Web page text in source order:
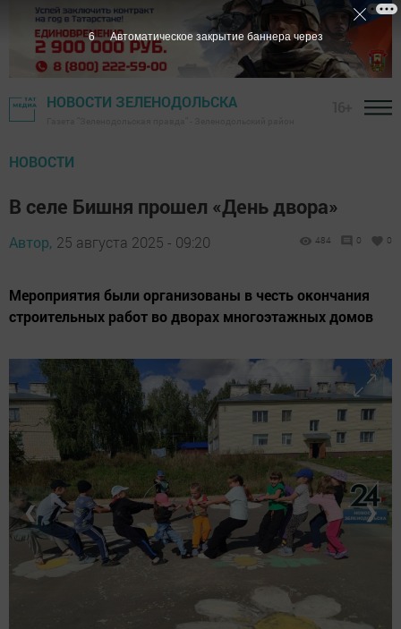
НОВОСТИ ЗЕЛЕНОДОЛЬСКА
НОВОСТИ
В селе Бишня прошел «День двора»
Автор, 25 августа 2025 - 09:20 484 0 0
Мероприятия были организованы в честь окончания
строительных работ во дворах многоэтажных домов
❮ ❯
5 Автоматическое закрытие баннера через